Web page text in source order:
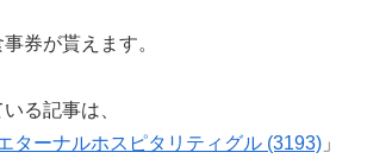
券が貰えます。
る記事は、
ターナルホスピタリティグル (3193) 」